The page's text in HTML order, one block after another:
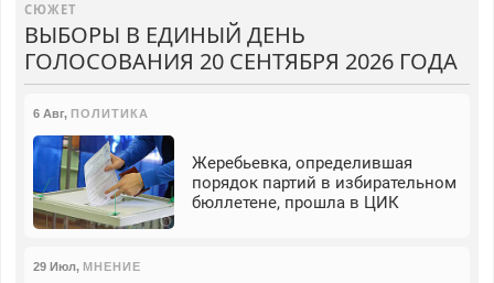
СЮЖЕТ
ВЫБОРЫ В ЕДИНЫЙ ДЕНЬ
ГОЛОСОВАНИЯ 20 СЕНТЯБРЯ 2026 ГОДА
6 Авг, ПОЛИТИКА
Жеребьевка, определившая
порядок партий в избирательном
бюллетене, прошла в ЦИК
29 Июл, МНЕНИЕ